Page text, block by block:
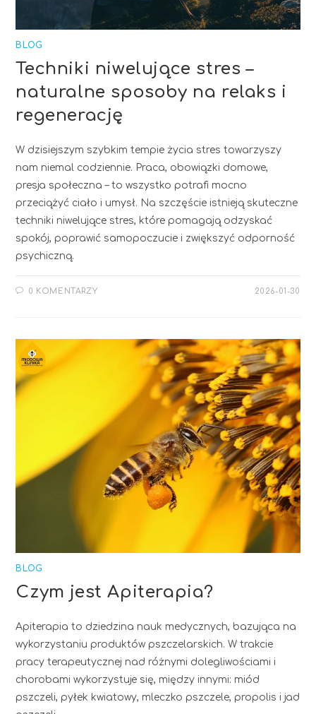
BLOG
Techniki niwelujące stres –
naturalne sposoby na relaks i
regenerację
W dzisiejszym szybkim tempie życia stres towarzyszy
nam niemal codziennie. Praca, obowiązki domowe,
presja społeczna – to wszystko potrafi mocno
przeciążyć ciało i umysł. Na szczęście istnieją skuteczne
techniki niwelujące stres, które pomagają odzyskać
spokój, poprawić samopoczucie i zwiększyć odporność
psychiczną.
0 KOMENTARZY 2026-01-30
BLOG
Czym jest Apiterapia?
Apiterapia to dziedzina nauk medycznych, bazująca na
wykorzystaniu produktów pszczelarskich. W trakcie
pracy terapeutycznej nad różnymi dolegliwościami i
chorobami wykorzystuje się, między innymi: miód
pszczeli, pyłek kwiatowy, mleczko pszczele, propolis i jad